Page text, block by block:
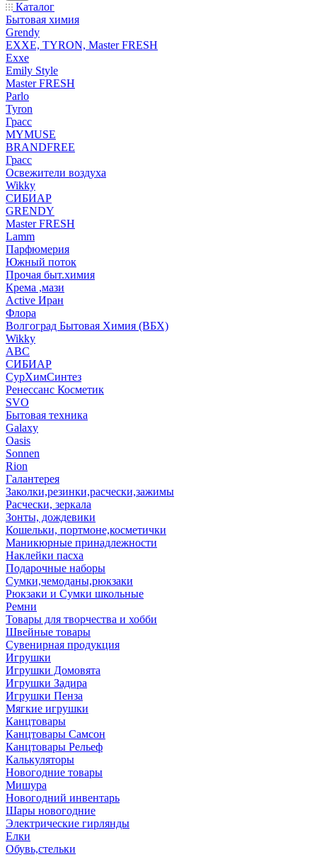
Каталог
Бытовая химия
Grendy
EXXE, TYRON, Master FRESH
Exxe
Emily Style
Master FRESH
Parlo
Tyron
Грасс
MYMUSE
BRANDFREE
Грасс
Освежители воздуха
Wikky
СИБИАР
GRENDY
Master FRESH
Lamm
Парфюмерия
Южный поток
Прочая быт.химия
Крема ,мази
Аctive Иран
Флора
Волгоград Бытовая Химия (ВБХ)
Wikky
АВС
СИБИАР
СурХимСинтез
Ренессанс Косметик
SVO
Бытовая техника
Galaxy
Oasis
Sonnen
Rion
Галантерея
Заколки,резинки,расчески,зажимы
Расчески, зеркала
Зонты, дождевики
Кошельки, портмоне,косметички
Маникюрные принадлежности
Наклейки пасха
Подарочные наборы
Сумки,чемоданы,рюкзаки
Рюкзаки и Сумки школьные
Ремни
Товары для творчества и хобби
Швейные товары
Сувенирная продукция
Игрушки
Игрушки Домовята
Игрушки Задира
Игрушки Пенза
Мягкие игрушки
Канцтовары
Канцтовары Самсон
Канцтовары Рельеф
Калькуляторы
Новогодние товары
Мишура
Новогодний инвентарь
Шары новогодние
Электрические гирлянды
Елки
Обувь,стельки